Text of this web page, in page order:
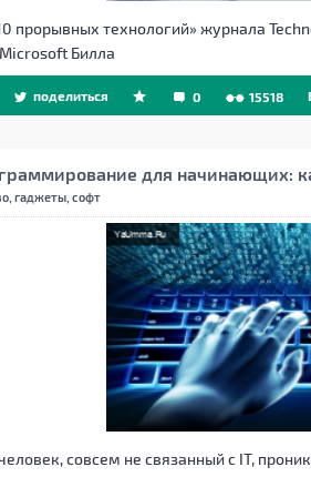
прорывных технологий» журнала
Билла
поделиться 0 15518
для начинающих:
гаджеты, софт
совсем не связанный с IT,